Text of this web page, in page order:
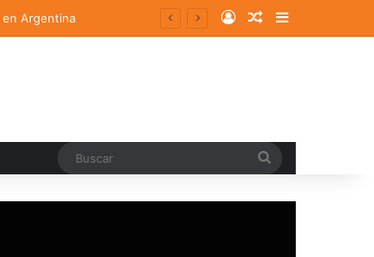
en Argentina Log InRandom Article
Sidebar